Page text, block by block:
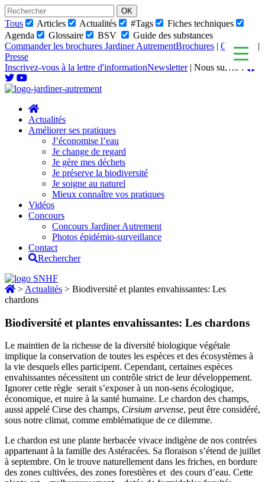
Skip
to
content
Tous Articles Actualités #Tags
Fiches techniques
Agenda
Glossaire BSV
Guide des substances
Commander les brochures Jardiner AutrementBrochures | Glossaire
|
Presse
Inscrivez-vous à la lettre d'informationNewsletter| Nous suivre :
Actualités
Améliorer ses pratiques
J’économise l’eau
Je change de regard
Je gère mes déchets
Je préserve la biodiversité
Je soigne au naturel
Mieux connaître vos pratiques
Vidéos
Concours
Concours Jardiner Autrement
Photos épidémio-surveillance
Contact
Rechercher
> Actualités > Biodiversité et plantes envahissantes: Les
chardons
Biodiversité et plantes envahissantes: Les chardons
Le maintien de la richesse de la diversité biologique végétale
implique la conservation de toutes les espèces et des écosystèmes à
la vie desquels elles participent. Cependant, certaines espèces
envahissantes nécessitent un contrôle strict de leur développement.
Ignorer cette règle serait s’exposer à un non-sens écologique,
économique, et nuire à la santé humaine. Le chardon des champs,
aussi appelé Cirse des champs, Cirsium arvense, peut être considéré,
sous notre climat, comme emblématique de ce dilemme.
Le chardon est une plante herbacée vivace indigène de nos contrées
appartenant à la famille des Astéracées. Sa floraison s’étend de juillet
à septembre. On le trouve naturellement dans les friches, en bordure
des zones cultivées, des zones forestières et des cours d’eau. Cette